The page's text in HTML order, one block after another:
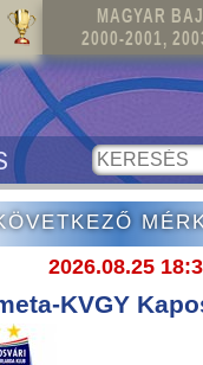
MAGYAR
2000-2001,
2026.08.25
KVGY